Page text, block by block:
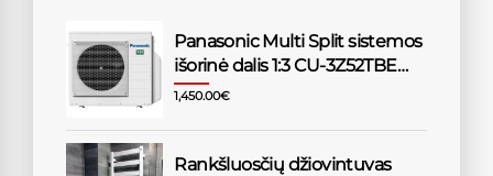
Panasonic Multi Split sistemos
išorinė dalis 1:3 CU-3Z52TBE
5,2/6,8kW
1,450.00€
Rankšluosčių džiovintuvas